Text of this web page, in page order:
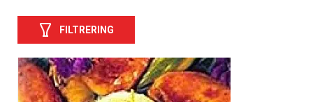
FILTRERING